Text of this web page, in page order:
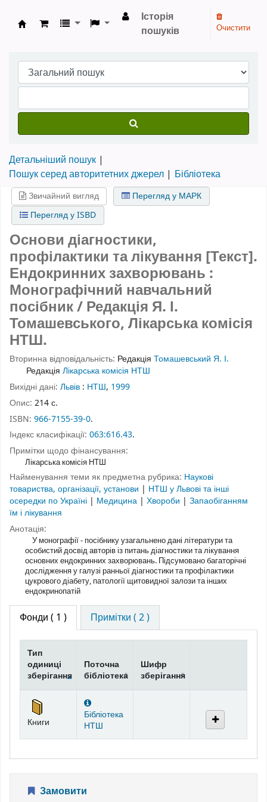
Бібліотека НТШ › Електронний каталог
Історія
пошуків
Очистити
Детальніший пошук
Пошук серед авторитетних джерел
Бібліотека
Звичайний вигляд
Перегляд у МАРК
Перегляд у ISBD
Основи діагностики,
профілактики та лікування [Текст].
Ендокринних захворювань :
Монографічний навчальний
посібник / Редакція Я. І.
Томашевського, Лікарська комісія
НТШ.
Вторинна відповідальність: Редакція Томашевський Я. І.
Редакція Лікарська комісія НТШ
Вихідні дані: Львів : НТШ, 1999
Опис: 214 с.
ISBN: 966-7155-39-0.
Індекс класифікації: 063:616.43.
Примітки щодо фінансування:
Лікарська комісія НТШ
Найменування теми як предметна рубрика: Наукові
товариства, організації, установи | НТШ у Львові та інші
осередки по Україні | Медицина | Хвороби | Запаобіганням
їм і лікування
Анотація:
У монографії - посібнику узагальнено дані літератури та
особистий досвід авторів із питань діагностики та лікування
основних ендокринних захворювань. Підсумовано багаторічні
дослідження у галузі ранньої діагностики та профілактики
цукрового діабету, патології щитовидної залози та інших
ендокринопатій
Фонди ( 1 ) Примітки ( 2 )
Тип
одиниці
зберігання
Поточна
бібліотека
Шифр
зберігання
Книги
Бібліотека
НТШ
Замовити